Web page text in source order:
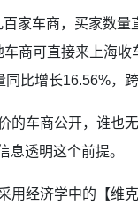
车商，买家数量
商可直接来上海
比增长16.56%，
车商公开，谁也
息透明这个前提。
经济学中的【维